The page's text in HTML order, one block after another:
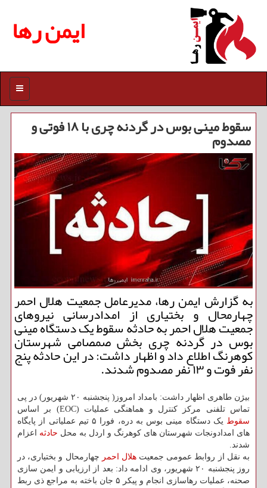
ایمن رها
منو
سقوط مینی بوس در گردنه چری با ۱۸ فوتی و
مصدوم
به گزارش ایمن رها، مدیرعامل جمعیت هلال احمر
چهارمحال و بختیاری از امدادرسانی نیروهای
جمعیت هلال احمر به حادثه سقوط یک دستگاه مینی
بوس در گردنه چری بخش صمصامی شهرستان
کوهرنگ اطلاع داد و اظهار داشت: در این حادثه پنج
نفر فوت و ۱۳ نفر مصدوم شدند.
بیژن طاهری اظهار داشت: بامداد امروز( پنجشنبه ۲۰ شهریور) در پی
تماس تلفنی مرکز کنترل و هماهنگی عملیات (EOC) بر اساس
سقوط
یک دستگاه مینی بوس به دره، فورا ۵ تیم عملیاتی از پایگاه
های امدادونجات شهرستان های کوهرنگ و اردل به محل حادثه اعزام
شدند.
به نقل از روابط عمومی جمعیتهلال احمر چهارمحال و بختیاری، در
روز پنجشنبه ۲۰ شهریور، وی ادامه داد: بعد از ارزیابی و ایمن سازی
صحنه، عملیات رهاسازی انجام و پیکر ۵ جان باخته به مراجع ذی ربط